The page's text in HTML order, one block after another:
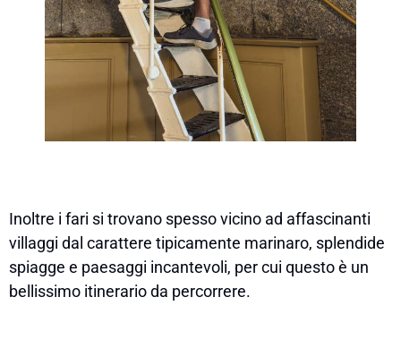
Inoltre i fari si trovano spesso vicino ad affascinanti
villaggi dal carattere tipicamente marinaro, splendide
spiagge e paesaggi incantevoli, per cui questo è un
bellissimo itinerario da percorrere.